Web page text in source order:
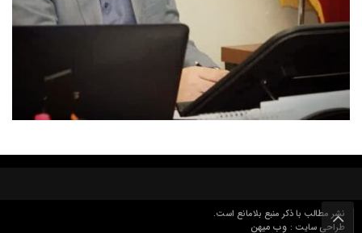
نشر مطالب با ذکر منبع بلامانع است.
طراحی سایت : وب میهن